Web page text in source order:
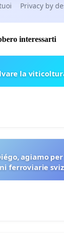
Privacy by
interessarti
la
agiamo per
ferroviarie